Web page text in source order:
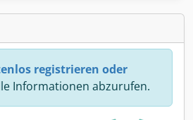
registrieren oder
Informationen abzurufen.